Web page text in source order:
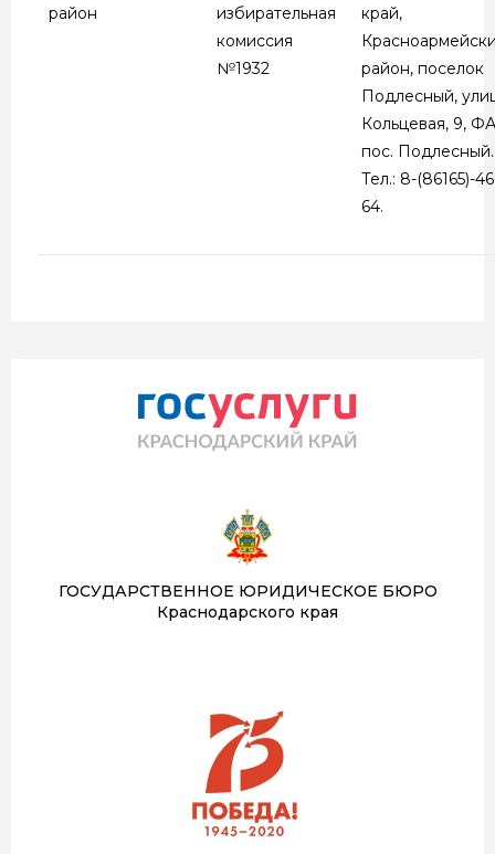
район
избирательная
комиссия
№1932
край,
район, поселок
Подлесный,
Кольцевая, 9,
пос. Подлесный.
Тел.: 8-(86165)-
64.
ГОСУДАРСТВЕННОЕ ЮРИДИЧЕСКОЕ БЮРО
Краснодарского края